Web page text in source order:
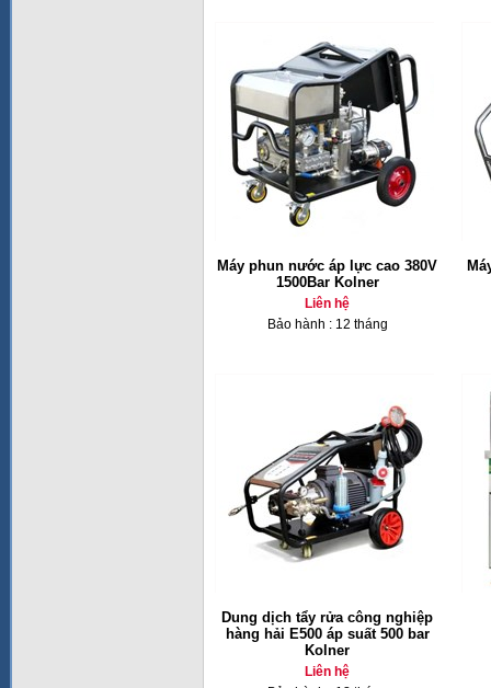
Máy phun nước áp lực cao 380V
1500Bar Kolner
Liên hệ
Bảo hành : 12 tháng
Dung dịch tẩy rửa công nghiệp
hàng hải E500 áp suất 500 bar
Kolner
Liên hệ